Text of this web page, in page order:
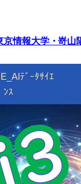
情報大学・嵜
ﾃﾞｰﾀｻｲｴ
ﾝｽ